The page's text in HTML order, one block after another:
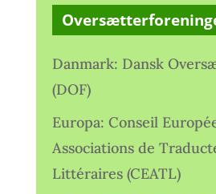
Danmark: Dansk
(DOF)
Europa: Conseil
Associations de
Littéraires (CEATL)